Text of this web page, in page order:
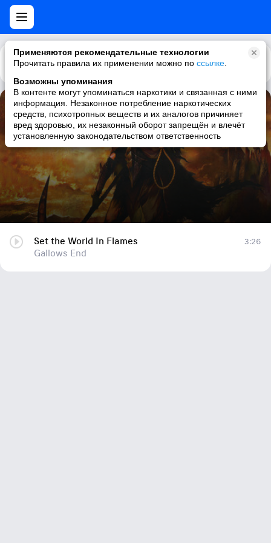
Применяются рекомендательные технологии
Прочитать правила их применении можно по ссылке
Возможны упоминания
В контенте могут упоминаться наркотики и связанная с ними
информация. Незаконное потребление наркотических
средств, психотропных веществ и их аналогов причиняет
вред здоровью, их незаконный оборот запрещён и влечёт
установленную законодательством ответственность
Каталог Рекомендации
Set the World In Flames
Gallows End
Set the World In Flames
Gallows End
3:26